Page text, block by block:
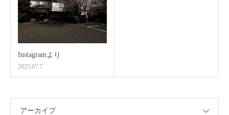
Instagramより
2025.07.7
アーカイブ